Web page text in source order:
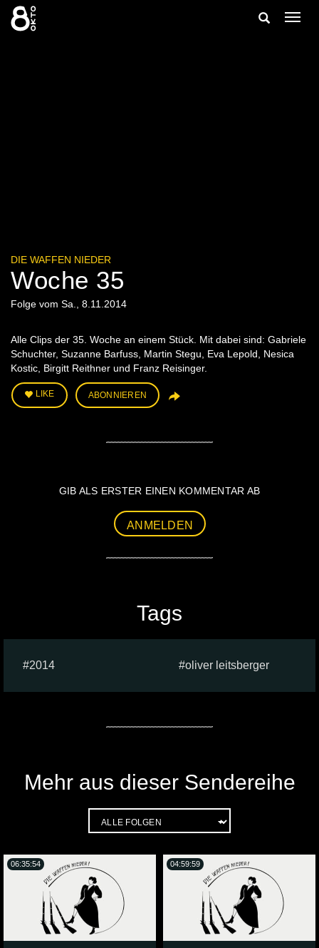
Zum
Inhalt
springen
Suche
DIE WAFFEN NIEDER
Woche 35
Folge vom Sa., 8.11.2014
Alle Clips der 35. Woche an einem Stück. Mit dabei sind: Gabriele
Schuchter, Suzanne Barfuss, Martin Stegu, Eva Lepold, Nesica
Kostic, Birgitt Reithner und Franz Reisinger.
LIKE ABONNIEREN
GIB ALS ERSTER EINEN KOMMENTAR AB
ANMELDEN
Tags
2014 oliver leitsberger
Mehr aus dieser Sendereihe
06:35:54 04:59:59